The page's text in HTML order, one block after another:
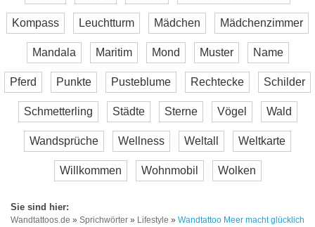
Kompass Leuchtturm Mädchen Mädchenzimmer
Mandala Maritim Mond Muster Name
Pferd Punkte Pusteblume Rechtecke Schilder
Schmetterling Städte Sterne Vögel Wald
Wandsprüche Wellness Weltall Weltkarte
Willkommen Wohnmobil Wolken
Wandtattoos.de » Sprichwörter » Lifestyle » Wandtattoo Meer macht glücklich